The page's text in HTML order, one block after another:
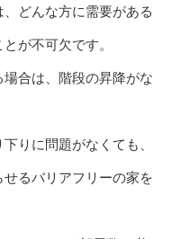
どんな方に需要がある
が不可欠です。
合は、階段の昇降がな
りに問題がなくても、
るバリアフリーの家を